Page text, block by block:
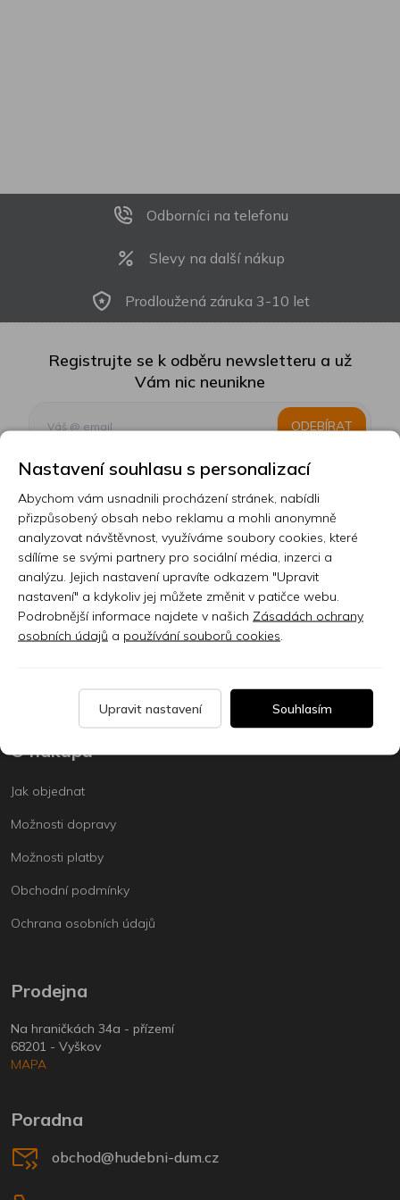
Odborníci na telefonu
Slevy na další nákup
Prodloužená záruka 3-10 let
Registrujte se k odběru newsletteru a už
Vám nic neunikne
ODEBÍRAT
Kontakt
Prodejna
Sklady
Servis
O nákupu
Jak objednat
Možnosti dopravy
Možnosti platby
Obchodní podmínky
Ochrana osobních údajů
Prodejna
Na hraničkách 34a - přízemí
68201 - Vyškov
MAPA
Poradna
obchod@hudebni-dum.cz
Nastavení souhlasu s personalizací
Abychom vám usnadnili procházení stránek, nabídli
přizpůsobený obsah nebo reklamu a mohli anonymně
analyzovat návštěvnost, využíváme soubory cookies, které
sdílíme se svými partnery pro sociální média, inzerci a
analýzu. Jejich nastavení upravíte odkazem "Upravit
nastavení" a kdykoliv jej můžete změnit v patičce webu.
Podrobnější informace najdete v našich Zásadách ochrany
osobních údajů a používání souborů cookies
Upravit nastavení Souhlasím